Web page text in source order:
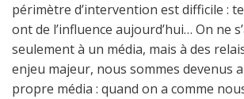
périmètre d’intervention est difficile :
ont de l’influence aujourd’hui… On ne
seulement à un média, mais à des
enjeu majeur, nous sommes devenus
propre média : quand on a comme